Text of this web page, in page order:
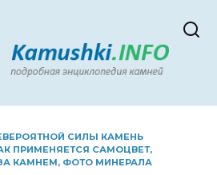
СИЛЫ КАМЕНЬ
ПРИМЕНЯЕТСЯ САМОЦВЕТ,
КАМНЕМ, ФОТО МИНЕРАЛА